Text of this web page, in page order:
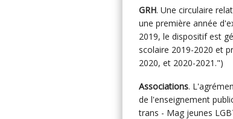
GRH. Une circulaire
une première année
2019, le dispositif est
scolaire 2019-2020 et
2020, et 2020-2021.")
Associations.
de l'enseignement
trans - Mag jeunes